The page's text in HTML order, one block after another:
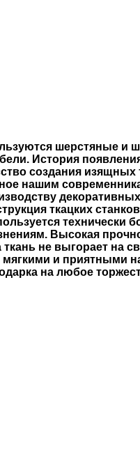
шерстяные
История
создания
нашим
ткацких
Высокая
не выгорает на
и приятными
на любое